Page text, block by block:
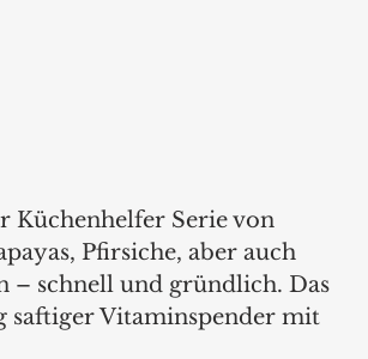
Küchenhelfer Serie von
Pfirsiche, aber auch
– schnell und gründlich. Das
saftiger Vitaminspender mit